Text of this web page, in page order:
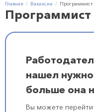
Главная Вакансии Программист
Программист
нашел
больше она
Вы можете перейти